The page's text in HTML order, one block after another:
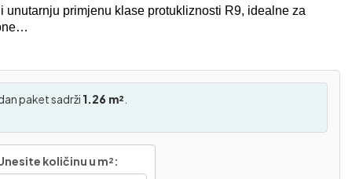
primjenu klase protukliznosti R9, idealne za
paket sadrži 1.26 m²
količinu u m²: